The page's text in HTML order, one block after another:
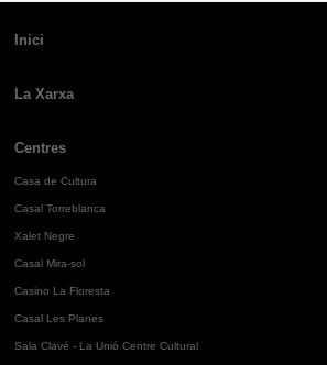
Inici
La Xarxa
Centres
Casa de Cultura
Casal Torreblanca
Xalet Negre
Casal Mira-sol
Casino La Floresta
Casal Les Planes
Sala Clavé - La Unió Centre Cultural